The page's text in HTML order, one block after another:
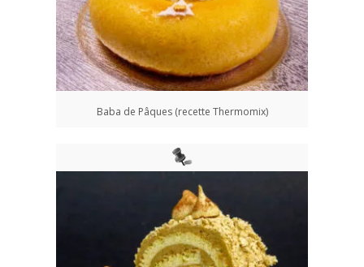
Baba de Pâques (recette Thermomix)